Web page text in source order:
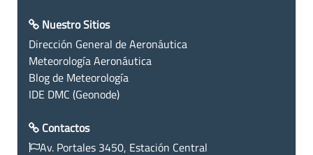
Nuestro Sitios
Dirección General de Aeronáutica
Meteorología Aeronáutica
Blog de Meteorología
IDE DMC (Geonode)
Contactos
Av. Portales 3450, Estación Central